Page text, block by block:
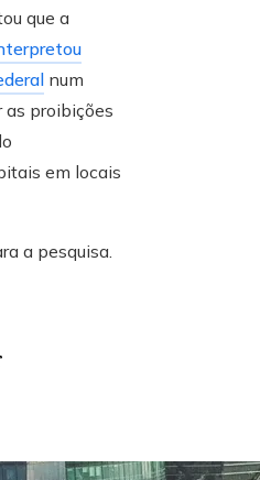
que a
num
as proibições
em locais
a pesquisa.